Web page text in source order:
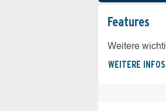
Features
Weitere
WEITERE INFOS